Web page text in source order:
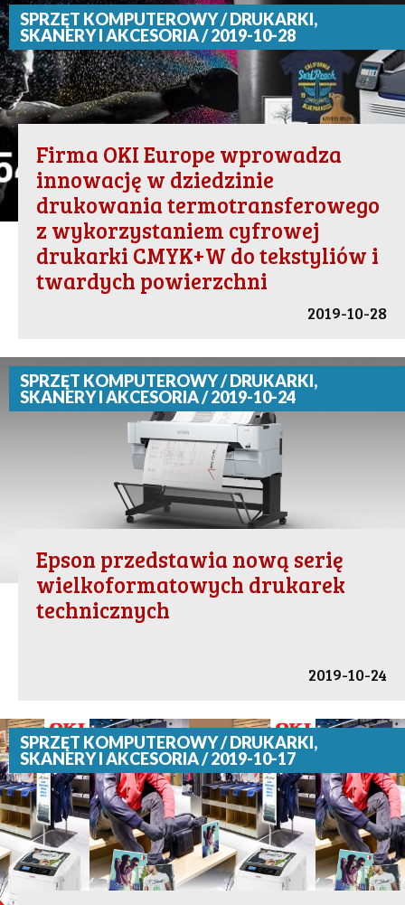
SPRZĘT KOMPUTEROWY / DRUKARKI,
SKANERY I AKCESORIA / 2019-10-28
Firma OKI Europe wprowadza
innowację w dziedzinie
drukowania termotransferowego
z wykorzystaniem cyfrowej
drukarki CMYK+W do tekstyliów i
twardych powierzchni
2019-10-28
SPRZĘT KOMPUTEROWY / DRUKARKI,
SKANERY I AKCESORIA / 2019-10-24
Epson przedstawia nową serię
wielkoformatowych drukarek
technicznych
2019-10-24
SPRZĘT KOMPUTEROWY / DRUKARKI,
SKANERY I AKCESORIA / 2019-10-17